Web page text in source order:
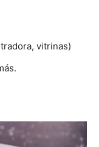
vitrinas)